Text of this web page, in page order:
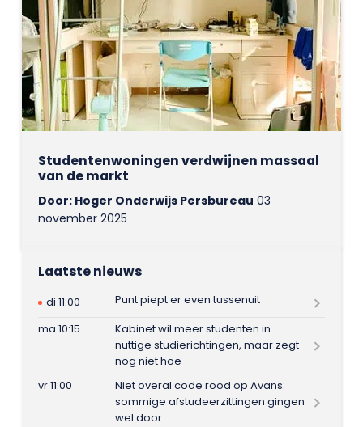
Studentenwoningen verdwijnen massaal
van de markt
Door: Hoger Onderwijs Persbureau 03
november 2025
Laatste nieuws
di 11:00
Punt piept er even tussenuit
ma 10:15
Kabinet wil meer studenten in
nuttige studierichtingen, maar zegt
nog niet hoe
vr 11:00
Niet overal code rood op Avans:
sommige afstudeerzittingen gingen
wel door